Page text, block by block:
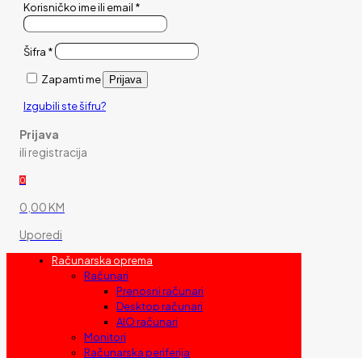
Korisničko ime ili email *
Šifra *
Zapamti me Prijava
Izgubili ste šifru?
Prijava
ili registracija
0
0,00 KM
Uporedi
Računarska oprema
Računari
Prenosni računari
Desktop računari
AIO računari
Monitori
Računarska periferija